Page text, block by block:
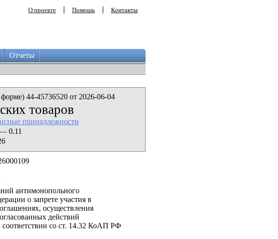
О проекте Помощь Контакты
Отчеты
44-45736520 от 2026-06-04
товаров
принадлежности
0.11
антимонопольного
о запрете участия в
осуществления
действий
соответствии со ст. 14.32 КоАП РФ